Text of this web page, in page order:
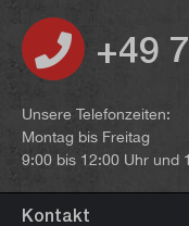
+49
Unsere Telefonzeiten:
Montag bis Freitag
9:00 bis 12:00 Uhr und
Kontakt